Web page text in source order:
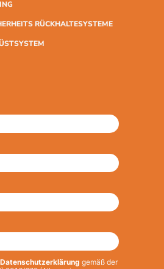
RÜCKHALTESYSTEME
Datenschutzerklärung gemäß der